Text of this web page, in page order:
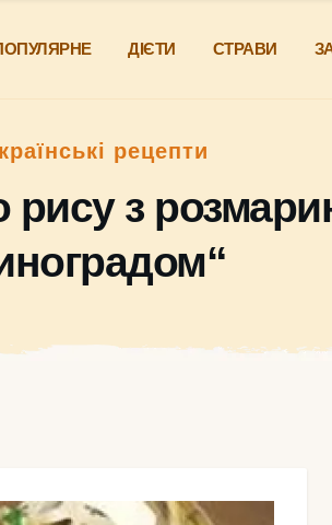
ДІЄТИ СТРАВИ
рецепти
рису з